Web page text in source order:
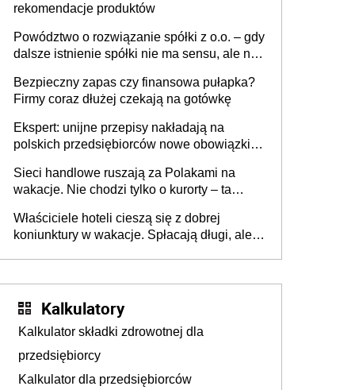
rekomendacje produktów
Powództwo o rozwiązanie spółki z o.o. – gdy
dalsze istnienie spółki nie ma sensu, ale nie
Bezpieczny zapas czy finansowa pułapka?
Firmy coraz dłużej czekają na gotówkę
Ekspert: unijne przepisy nakładają na
polskich przedsiębiorców nowe obowiązki w
Sieci handlowe ruszają za Polakami na
wakacje. Nie chodzi tylko o kurorty – ta
tam, gdzie wielu spędzi urlop po cichu
Właściciele hoteli cieszą się z dobrej
koniunktury w wakacje. Spłacają długi, ale
Kalkulatory
Kalkulator składki zdrowotnej dla
przedsiębiorcy
Kalkulator dla przedsiębiorców